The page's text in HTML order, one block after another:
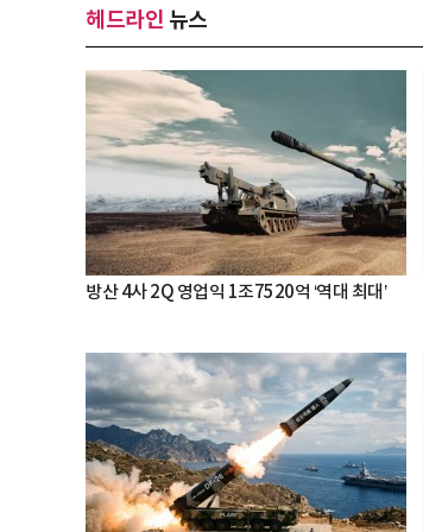
헤드라인 뉴스
방산 4사 2Q 영업익 1조7520억 ‘역대 최대’